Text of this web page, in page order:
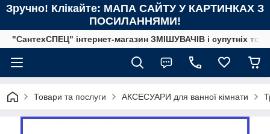
Зручно! Клікайте: МАПА САЙТУ У КАРТИНКАХ З
ПОСИЛАННЯМИ!
"СантехСПЕЦ" інтернет-магазин ЗМІШУВАЧІВ і супутніх
Товари та послуги АКСЕСУАРИ для ванної кімнати